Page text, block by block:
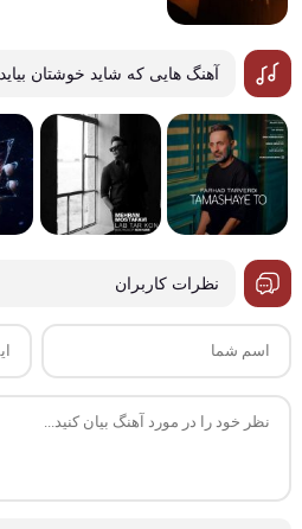
آهنگ هایی که شاید خوشتان بیاید
نظرات کاربران